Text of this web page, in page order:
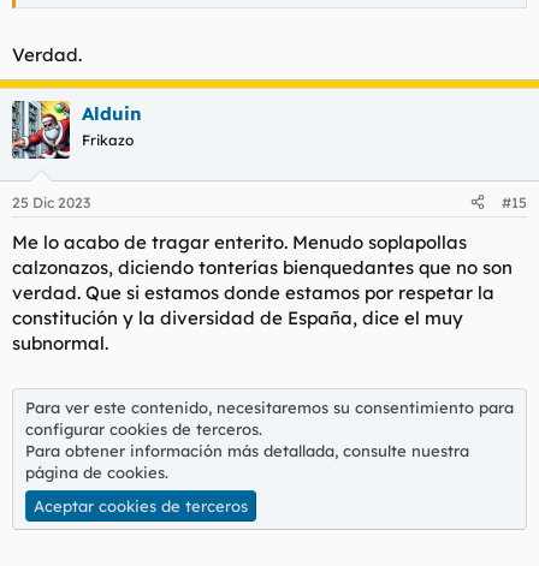
Verdad.
Alduin
Frikazo
25 Dic 2023 #15
Me lo acabo de tragar enterito. Menudo soplapollas
calzonazos, diciendo tonterías bienquedantes que no son
verdad. Que si estamos donde estamos por respetar la
constitución y la diversidad de España, dice el muy
subnormal.
Para ver este contenido, necesitaremos su consentimiento para
configurar cookies de terceros.
Para obtener información más detallada, consulte nuestra
página de cookies.
Aceptar cookies de terceros